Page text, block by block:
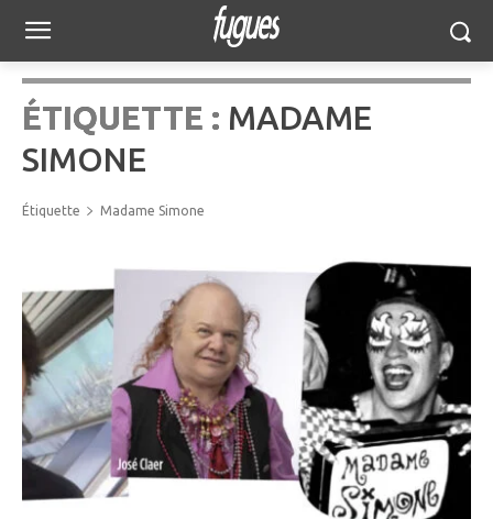
ÉTIQUETTE : MADAME
SIMONE
Étiquette Madame Simone